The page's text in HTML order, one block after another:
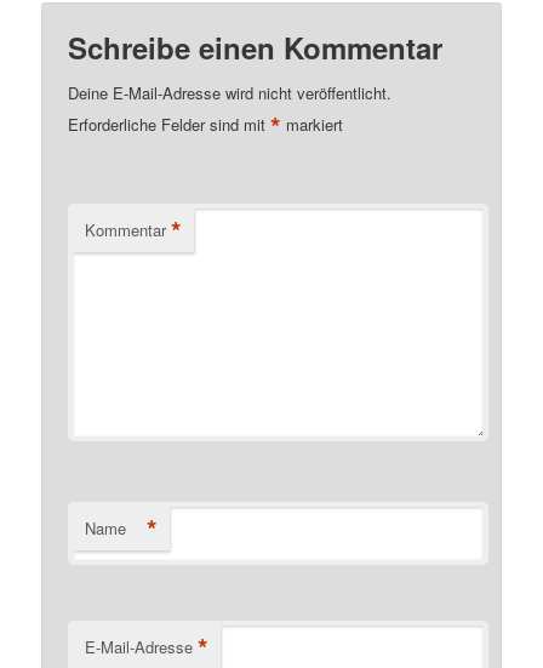
Schreibe einen Kommentar
Deine E-Mail-Adresse wird nicht veröffentlicht.
Erforderliche Felder sind mit* markiert
Kommentar *
Name *
E-Mail-Adresse *